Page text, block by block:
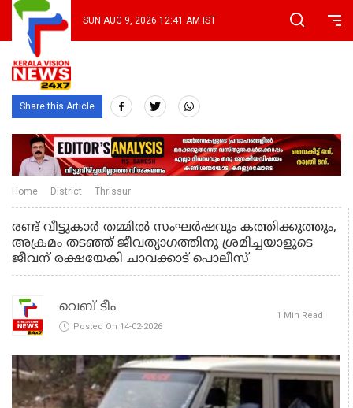
SUN AUG 9, 2026 12:41 AM IST
Share this Article
Home District Thrissur
രണ്ട് വീട്ടുകാർ തമ്മിൽ സംഘർഷവും കത്തിക്കുത്തും,
അക്രമം തടഞ്ഞ് ജീവത്യാഗത്തിനു ശ്രമിച്ചയാളുടെ
ജീവന് രക്ഷയേകി ചാവക്കാട് പൊലീസ്
വെബ് ടീം
Posted On 14-02-2026
1 Min Read